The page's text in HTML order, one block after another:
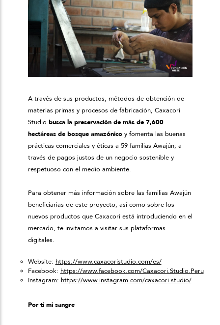
A través de sus productos, métodos de obtención de
materias primas y procesos de fabricación, Caxacori
Studio busca la preservación de más de 7,600
hectáreas de bosque amazónicoy fomenta las buenas
prácticas comerciales y éticas a 59 familias Awajún; a
través de pagos justos de un negocio sostenible y
respetuoso con el medio ambiente.
Para obtener más información sobre las familias Awajún
beneficiarias de este proyecto, así como sobre los
nuevos productos que Caxacori está introduciendo en el
mercado, te invitamos a visitar sus plataformas
digitales.
Website: https://www.caxacoristudio.com/es/
Facebook: https://www.facebook.com/Caxacori.Studio.Peru
Instagram: https://www.instagram.com/caxacori.studio/
Por ti mi sangre